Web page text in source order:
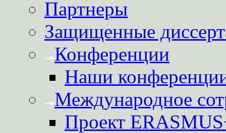
Партнеры
Защищенные
Конференции
Наши
Международное
Проект